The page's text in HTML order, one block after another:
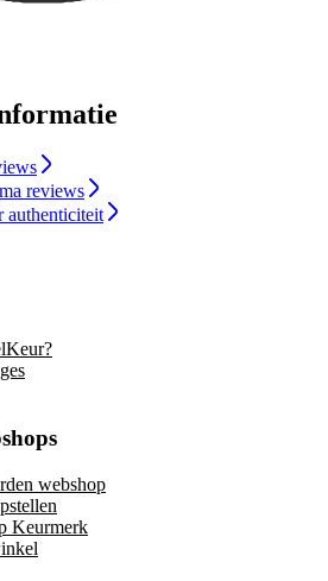
reviews
authenticiteit
webshop
Keurmerk